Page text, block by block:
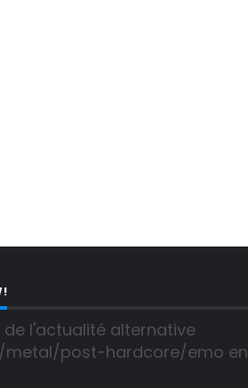
de l'actualité alternative
metal/post-hardcore/emo en